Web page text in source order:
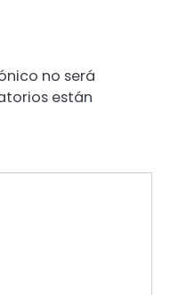
no será
están